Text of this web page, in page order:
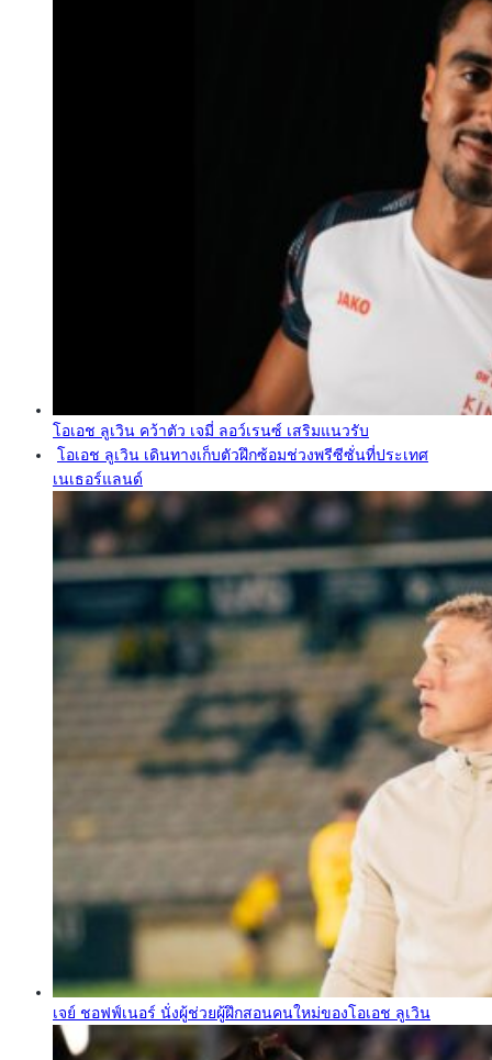
โอเอช ลูเวิน คว้าตัว เจมี่ ลอว์เรนซ์ เสริมแนวรับ
โอเอช ลูเวิน เดินทางเก็บตัวฝึกซ้อมช่วงพรีซีซั่นที่ประเทศ
เนเธอร์แลนด์
เจย์ ชอฟฟ์เนอร์ นั่งผู้ช่วยผู้ฝึกสอนคนใหม่ของโอเอช ลูเวิน